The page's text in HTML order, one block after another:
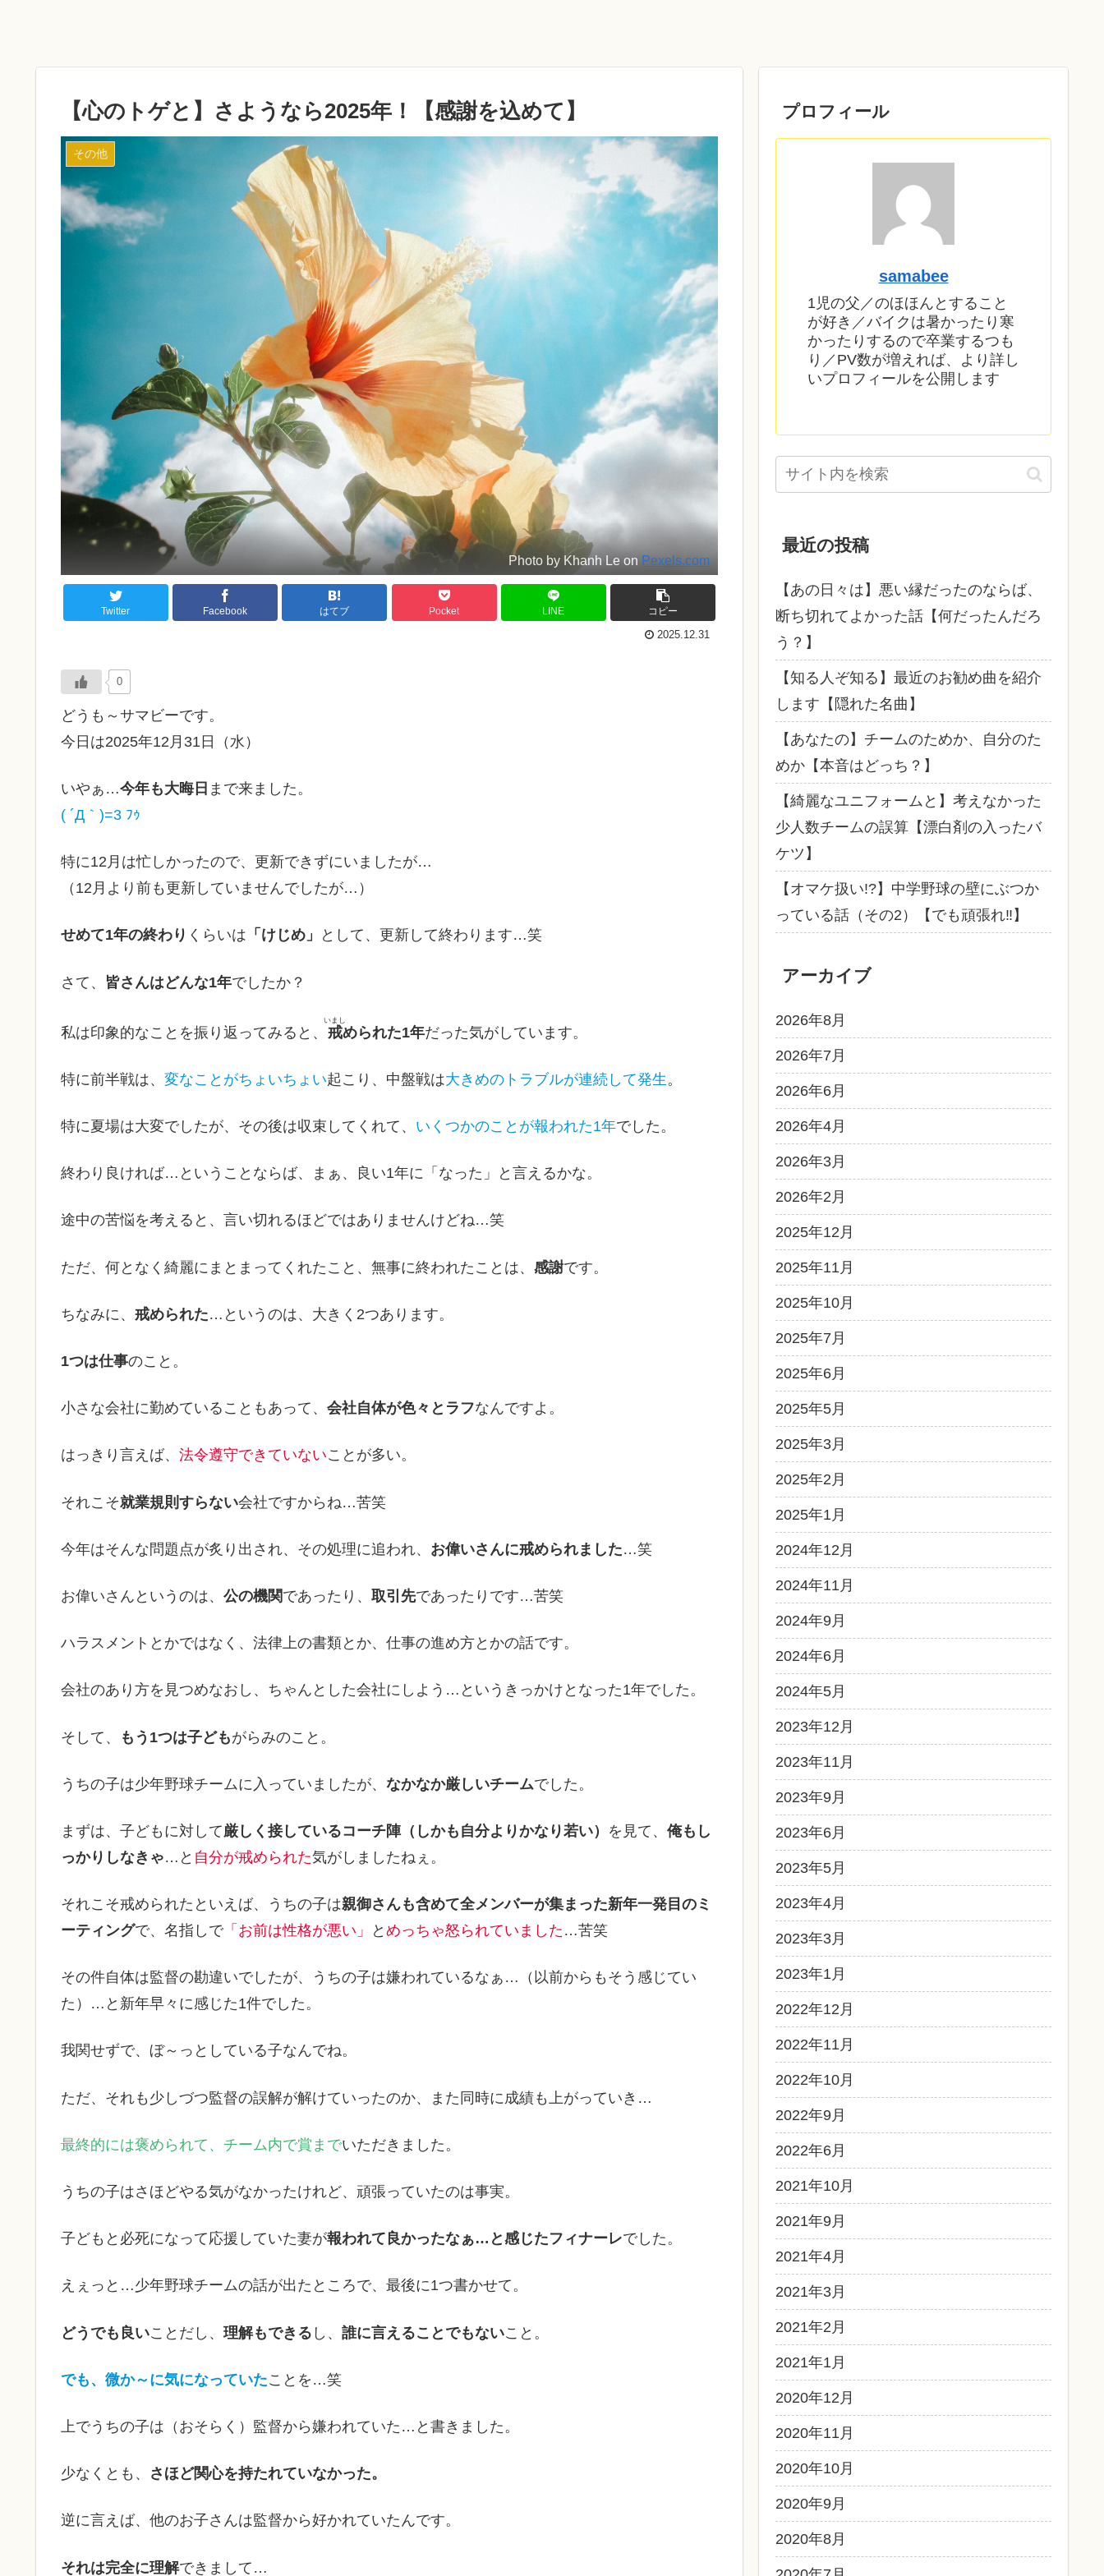
【心のトゲと】さようなら2025年！【感謝を込めて】
その他
Photo by Khanh Le on Pexels.com
Twitter Facebook はてブ Pocket LINE コピー
2025.12.31
0
どうも～サマビーです。
今日は2025年12月31日（水）
いやぁ…今年も大晦日 まで来ました。
( ´Д｀)=3 ﾌｩ
特に12月は忙しかったので、更新できずにいましたが…
（12月より前も更新していませんでしたが…）
せめて1年の終わり くらいは 「けじめ」 として、更新して終わります…笑
さて、 皆さんはどんな1年でしたか？
私は印象的なことを振り返ってみると、 戒
いまし
められた1年だった気がしています。
特に前半戦は、 変なことがちょいちょい起こり、中盤戦は大きめのトラブルが連続して発生 。
特に夏場は大変でしたが、その後は収束してくれて、 いくつかのことが報われた1年でした。
終わり良ければ…ということならば、まぁ、良い1年に「なった」と言えるかな。
途中の苦悩を考えると、言い切れるほどではありませんけどね…笑
ただ、何となく綺麗にまとまってくれたこと、無事に終われたことは、 感謝です。
ちなみに、 戒められた…というのは、大きく2つあります。
1つは仕事のこと。
小さな会社に勤めていることもあって、 会社自体が色々とラフなんですよ。
はっきり言えば、 法令遵守できていないことが多い。
それこそ就業規則すらない会社ですからね…苦笑
今年はそんな問題点が炙り出され、その処理に追われ、 お偉いさんに戒められました…笑
お偉いさんというのは、 公の機関であったり、 取引先であったりです…苦笑
ハラスメントとかではなく、法律上の書類とか、仕事の進め方とかの話です。
会社のあり方を見つめなおし、ちゃんとした会社にしよう…というきっかけとなった1年でした。
そして、 もう1つは子どもがらみのこと。
うちの子は少年野球チームに入っていましたが、 なかなか厳しいチームでした。
まずは、子どもに対して厳しく接しているコーチ陣（しかも自分よりかなり若い） を見て、 俺もし
っかりしなきゃ…と 自分が戒められた気がしましたねぇ。
それこそ戒められたといえば、うちの子は親御さんも含めて全メンバーが集まった新年一発目のミ
ーティングで、名指しで「お前は性格が悪い」 と めっちゃ怒られていました …苦笑
その件自体は監督の勘違いでしたが、うちの子は嫌われているなぁ…（以前からもそう感じてい
た）…と新年早々に感じた1件でした。
我関せずで、ぼ～っとしている子なんでね。
ただ、それも少しづつ監督の誤解が解けていったのか、また同時に成績も上がっていき…
最終的には褒められて、チーム内で賞までいただきました。
うちの子はさほどやる気がなかったけれど、頑張っていたのは事実。
子どもと必死になって応援していた妻が報われて良かったなぁ…と感じたフィナーレでした。
えぇっと…少年野球チームの話が出たところで、最後に1つ書かせて。
どうでも良いことだし、 理解もできる し、 誰に言えることでもないこと。
でも、微か～に気になっていたことを…笑
上でうちの子は（おそらく）監督から嫌われていた…と書きました。
少なくとも、 さほど関心を持たれていなかった。
逆に言えば、他のお子さんは監督から好かれていたんです。
それは完全に理解できまして…
プロフィール
samabee
1児の父／のほほんとすること
が好き／バイクは暑かったり寒
かったりするので卒業するつも
り／PV数が増えれば、より詳し
いプロフィールを公開します
最近の投稿
【あの日々は】悪い縁だったのならば、
断ち切れてよかった話【何だったんだろ
う？】
【知る人ぞ知る】最近のお勧め曲を紹介
します【隠れた名曲】
【あなたの】チームのためか、自分のた
めか【本音はどっち？】
【綺麗なユニフォームと】考えなかった
少人数チームの誤算【漂白剤の入ったバ
ケツ】
【オマケ扱い!?】中学野球の壁にぶつか
っている話（その2）【でも頑張れ‼】
アーカイブ
2026年8月
2026年7月
2026年6月
2026年4月
2026年3月
2026年2月
2025年12月
2025年11月
2025年10月
2025年7月
2025年6月
2025年5月
2025年3月
2025年2月
2025年1月
2024年12月
2024年11月
2024年9月
2024年6月
2024年5月
2023年12月
2023年11月
2023年9月
2023年6月
2023年5月
2023年4月
2023年3月
2023年1月
2022年12月
2022年11月
2022年10月
2022年9月
2022年6月
2021年10月
2021年9月
2021年4月
2021年3月
2021年2月
2021年1月
2020年12月
2020年11月
2020年10月
2020年9月
2020年8月